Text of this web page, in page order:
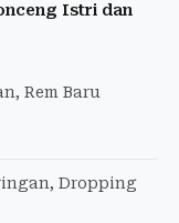
Istri dan
Rem Baru
Dropping